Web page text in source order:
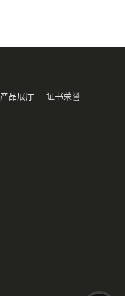
产品展厅 证书荣誉